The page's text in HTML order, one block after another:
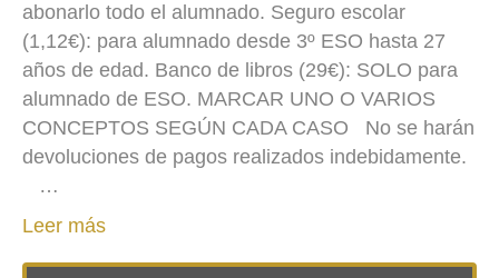
abonarlo todo el alumnado. Seguro escolar
(1,12€): para alumnado desde 3º ESO hasta 27
años de edad. Banco de libros (29€): SOLO para
alumnado de ESO. MARCAR UNO O VARIOS
CONCEPTOS SEGÚN CADA CASO No se harán
devoluciones de pagos realizados indebidamente.
…
Leer más